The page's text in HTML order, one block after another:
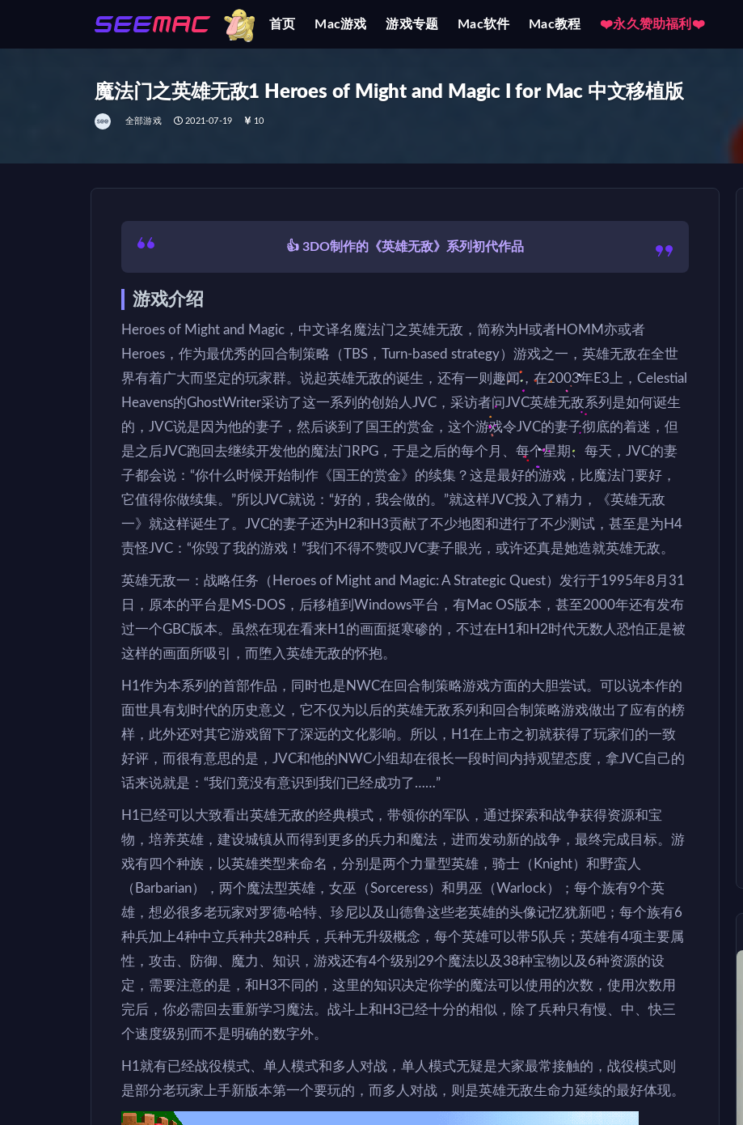
首页 Mac游戏 游戏专题 Mac软件 Mac教程 ❤️永久赞助福利❤️
魔法门之英雄无敌1 Heroes of Might and Magic I for Mac 中文移植版
全部游戏 2021-07-19 10
👍 3DO制作的《英雄无敌》系列初代作品
游戏介绍
Heroes of Might and Magic，中文译名魔法门之英雄无敌，简称为H或者HOMM亦或者
Heroes，作为最优秀的回合制策略（TBS，Turn-based strategy）游戏之一，英雄无敌在全世
界有着广大而坚定的玩家群。说起英雄无敌的诞生，还有一则趣闻，在2003年E3上，Celestial
Heavens的GhostWriter采访了这一系列的创始人JVC，采访者问JVC英雄无敌系列是如何诞生
的，JVC说是因为他的妻子，然后谈到了国王的赏金，这个游戏令JVC的妻子彻底的着迷，但
是之后JVC跑回去继续开发他的魔法门RPG，于是之后的每个月、每个星期、每天，JVC的妻
子都会说：“你什么时候开始制作《国王的赏金》的续集？这是最好的游戏，比魔法门要好，
它值得你做续集。”所以JVC就说：“好的，我会做的。”就这样JVC投入了精力，《英雄无敌
一》就这样诞生了。JVC的妻子还为H2和H3贡献了不少地图和进行了不少测试，甚至是为H4
责怪JVC：“你毁了我的游戏！”我们不得不赞叹JVC妻子眼光，或许还真是她造就英雄无敌。
英雄无敌一：战略任务（Heroes of Might and Magic: A Strategic Quest）发行于1995年8月31
日，原本的平台是MS-DOS，后移植到Windows平台，有Mac OS版本，甚至2000年还有发布
过一个GBC版本。虽然在现在看来H1的画面挺寒碜的，不过在H1和H2时代无数人恐怕正是被
这样的画面所吸引，而堕入英雄无敌的怀抱。
H1作为本系列的首部作品，同时也是NWC在回合制策略游戏方面的大胆尝试。可以说本作的
面世具有划时代的历史意义，它不仅为以后的英雄无敌系列和回合制策略游戏做出了应有的榜
样，此外还对其它游戏留下了深远的文化影响。所以，H1在上市之初就获得了玩家们的一致
好评，而很有意思的是，JVC和他的NWC小组却在很长一段时间内持观望态度，拿JVC自己的
话来说就是：“我们竟没有意识到我们已经成功了……”
H1已经可以大致看出英雄无敌的经典模式，带领你的军队，通过探索和战争获得资源和宝
物，培养英雄，建设城镇从而得到更多的兵力和魔法，进而发动新的战争，最终完成目标。游
戏有四个种族，以英雄类型来命名，分别是两个力量型英雄，骑士（Knight）和野蛮人
（Barbarian），两个魔法型英雄，女巫（Sorceress）和男巫（Warlock）；每个族有9个英
雄，想必很多老玩家对罗德·哈特、珍尼以及山德鲁这些老英雄的头像记忆犹新吧；每个族有6
种兵加上4种中立兵种共28种兵，兵种无升级概念，每个英雄可以带5队兵；英雄有4项主要属
性，攻击、防御、魔力、知识，游戏还有4个级别29个魔法以及38种宝物以及6种资源的设
定，需要注意的是，和H3不同的，这里的知识决定你学的魔法可以使用的次数，使用次数用
完后，你必需回去重新学习魔法。战斗上和H3已经十分的相似，除了兵种只有慢、中、快三
个速度级别而不是明确的数字外。
H1就有已经战役模式、单人模式和多人对战，单人模式无疑是大家最常接触的，战役模式则
是部分老玩家上手新版本第一个要玩的，而多人对战，则是英雄无敌生命力延续的最好体现。